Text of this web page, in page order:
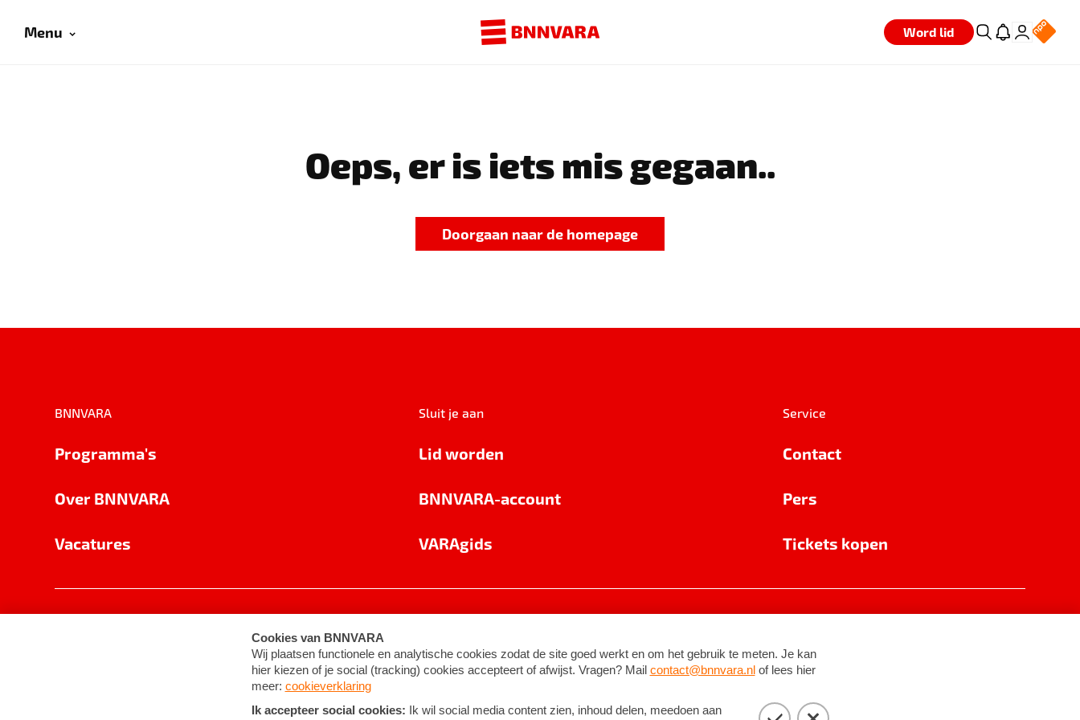
Menu Word lid
Oeps, er is iets mis gegaan..
Doorgaan naar de homepage
BNNVARA
Programma's
Over BNNVARA
Vacatures
Sluit je aan
Lid worden
BNNVARA-account
VARAgids
Service
Contact
Pers
Tickets kopen
Cookie-instellingen Algemene voorwaarden ©2026BNNVARA